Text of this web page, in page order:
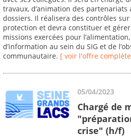
travaux, d’animation des
dossiers. Il réalisera des contrôles
protection et devra constituer et
missions exercées pour
d’information au sein du SIG et de
communautaire. [ voir l'offre
05/04/2023
Chargé de
crise" (h/f)